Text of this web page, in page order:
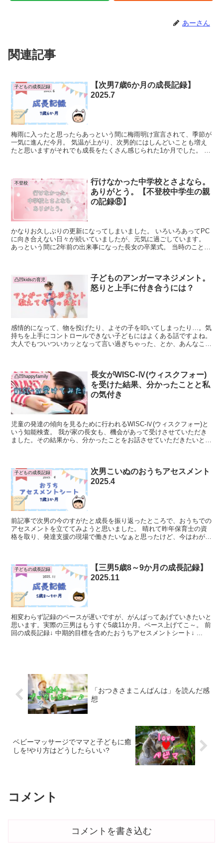
あーさん
関連記事
子どもの成長記録
【次男7歳6か月の成長記録】
2025.7
梅雨に入ったと思ったらあっという間に梅雨明け宣言されて、季節が
一気に進んだ今月。 気温が上がり、次男的にはしんどいことも増え
たと思いますがそれでも成長をたくさん感じられた1か月でした。 先
不登校
行けなかった中学校とさよなら。
ありがとう。【不登校中学生の親
の記録⑧】
かなりお久しぶりの更新になってしまいました。 いろいろあってPC
に向き合えない日々が続いていましたが、元気に過ごしています。
あっという間に2年前の出来事になった長女の卒業式。 当時のことを
凸凹kidsの育児
子どものアンガーマネジメント。
怒りと上手に付き合うには？
感情的になって、物を投げたり、よその子を叩いてしまったり…。気
持ちを上手にコントロールできない子どもにはよくある話ですよね。
大人でもついついカッとなって言い過ぎちゃった、とか、あんなこと
凸凹happyfamily
長女がWISC-Ⅳ(ウィスクフォー)
を受けた結果、分かったことと私
の気付き
児童の発達の傾向を見るために行われるWISC-Ⅳ(ウィスクフォー)と
いう知能検査。 我が家の長女も、機会があって受けさせていただき
ました。その結果から、分かったことをお話させていただきたいと思
子どもの成長記録
次男こいぬのおうちアセスメント
2025.4
前記事で次男の今のすがたと成長を振り返ったところで、おうちでの
アセスメントを立ててみようと思いました。 晴れて昨年保育士の資
格を取り、発達支援の現場で働きたいなぁと思ったけど、今はわが子
子どもの成長記録
【三男5歳8～9か月の成長記録】
2025.11
相変わらず記録のペースが遅いですが、がんばってあげていきたいと
思います。実際の三男はもうすぐ5歳11か月。ペース上げてこ～。 前
回の成長記録↓ 中期的目標を含めたおうちアセスメントシート↓ ...
「おつきさまこんばんは」を読んだ感
想
ベビーマッサージでママと子どもに癒
しを!やり方はどうしたらいい?
コメント
コメントを書き込む